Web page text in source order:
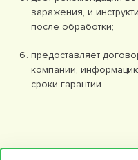
заражения, и
после обработки;
предоставляет
компании,
сроки гарантии.